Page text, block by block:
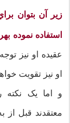
زير آن‌ بتوان‌
استفاده‌ نموده
عقيده او نيز
او نيز تقويت
و اما يک نکته
معتقدند قبل از